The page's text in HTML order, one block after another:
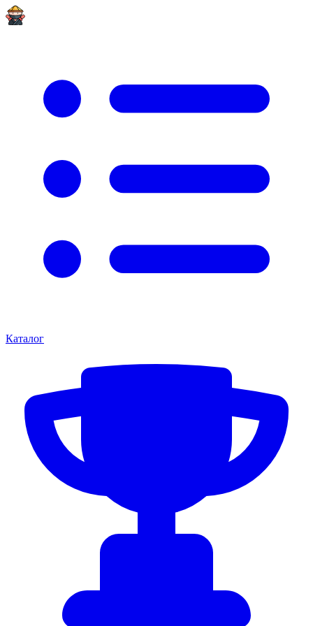
Каталог